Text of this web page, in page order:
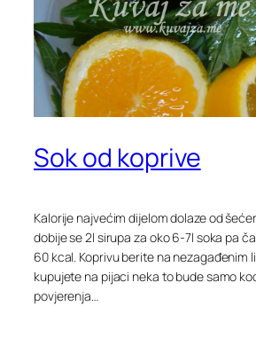
Sok od koprive
Kalorije najvećim dijelom dolaze od
dobije se 2l sirupa za oko 6-7l soka pa
60 kcal. Koprivu berite na nezagađenim
kupujete na pijaci neka to bude samo
povjerenja…